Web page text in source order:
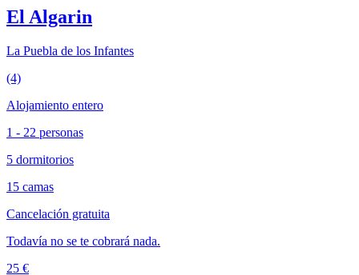
El Algarin
La Puebla de los Infantes
(4)
Alojamiento entero
1 - 22 personas
5 dormitorios
15 camas
Cancelación gratuita
Todavía no se te cobrará nada.
25 €